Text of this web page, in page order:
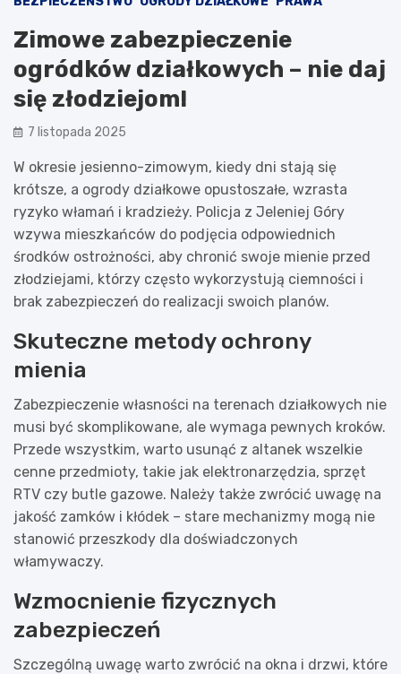
Zimowe zabezpieczenie
ogródków działkowych – nie daj
się złodziejom!
7 listopada 2025
W okresie jesienno-zimowym, kiedy dni stają się
krótsze, a ogrody działkowe opustoszałe, wzrasta
ryzyko włamań i kradzieży. Policja z Jeleniej Góry
wzywa mieszkańców do podjęcia odpowiednich
środków ostrożności, aby chronić swoje mienie przed
złodziejami, którzy często wykorzystują ciemności i
brak zabezpieczeń do realizacji swoich planów.
Skuteczne metody ochrony
mienia
Zabezpieczenie własności na terenach działkowych nie
musi być skomplikowane, ale wymaga pewnych kroków.
Przede wszystkim, warto usunąć z altanek wszelkie
cenne przedmioty, takie jak elektronarzędzia, sprzęt
RTV czy butle gazowe. Należy także zwrócić uwagę na
jakość zamków i kłódek – stare mechanizmy mogą nie
stanowić przeszkody dla doświadczonych
włamywaczy.
Wzmocnienie fizycznych
zabezpieczeń
Szczególną uwagę warto zwrócić na okna i drzwi, które